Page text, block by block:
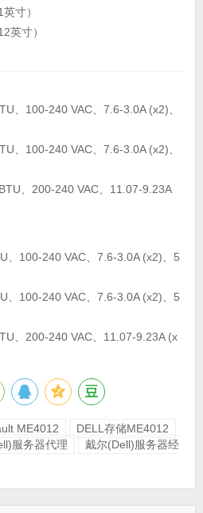
寸）
英寸）
、100-240 VAC、7.6-3.0A (x2)、
、100-240 VAC、7.6-3.0A (x2)、
、200-240 VAC、11.07-9.23A
、100-240 VAC、7.6-3.0A (x2)、5
、100-240 VAC、7.6-3.0A (x2)、5
、200-240 VAC、11.07-9.23A (x
ME4012
DELL存储ME4012
服务器代理
戴尔(Dell)服务器经